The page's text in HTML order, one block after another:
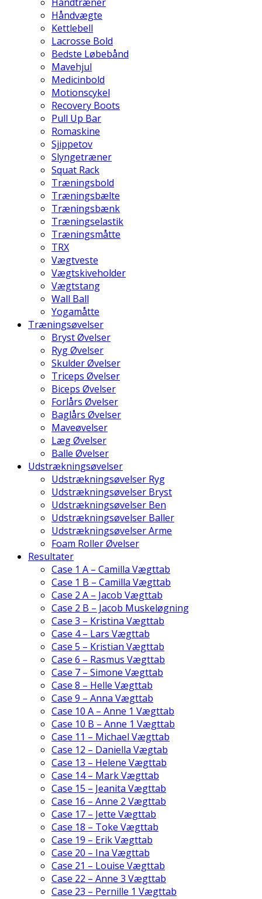
Håndvægte
Kettlebell
Lacrosse Bold
Bedste Løbebånd
Mavehjul
Medicinbold
Motionscykel
Recovery Boots
Pull Up Bar
Romaskine
Sjippetov
Slyngetræner
Squat Rack
Træningsbold
Træningsbælte
Træningsbænk
Træningselastik
Træningsmåtte
TRX
Vægtveste
Vægtskiveholder
Vægtstang
Wall Ball
Yogamåtte
Træningsøvelser
Bryst Øvelser
Ryg Øvelser
Skulder Øvelser
Triceps Øvelser
Biceps Øvelser
Forlårs Øvelser
Baglårs Øvelser
Maveøvelser
Læg Øvelser
Balle Øvelser
Udstrækningsøvelser
Udstrækningsøvelser Ryg
Udstrækningsøvelser Bryst
Udstrækningsøvelser Ben
Udstrækningsøvelser Baller
Udstrækningsøvelser Arme
Foam Roller Øvelser
Resultater
Case 1 A – Camilla Vægttab
Case 1 B – Camilla Vægttab
Case 2 A – Jacob Vægttab
Case 2 B – Jacob Muskeløgning
Case 3 – Kristina Vægttab
Case 4 – Lars Vægttab
Case 5 – Kristian Vægttab
Case 6 – Rasmus Vægttab
Case 7 – Simone Vægttab
Case 8 – Helle Vægttab
Case 9 – Anna Vægttab
Case 10 A – Anne 1 Vægttab
Case 10 B – Anne 1 Vægttab
Case 11 – Michael Vægttab
Case 12 – Daniella Vægtab
Case 13 – Helene Vægttab
Case 14 – Mark Vægttab
Case 15 – Jeanita Vægttab
Case 16 – Anne 2 Vægttab
Case 17 – Jette Vægttab
Case 18 – Toke Vægttab
Case 19 – Erik Vægttab
Case 20 – Ina Vægttab
Case 21 – Louise Vægttab
Case 22 – Anne 3 Vægttab
Case 23 – Pernille 1 Vægttab